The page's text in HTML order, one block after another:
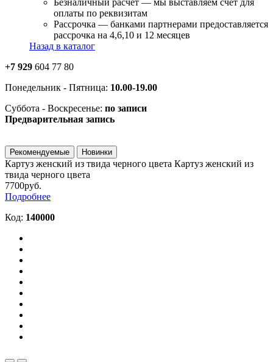
оплаты по реквизитам
Рассрочка — банками партнерами предоставляется
рассрочка на 4,6,10 и 12 месяцев
Назад в каталог
+7 929 604 77 80
Понедельник - Пятница: 10.00-19.00
Суббота - Воскресенье: по записи
Предварительная запись
Рекомендуемые Новинки
Картуз женский из твида черного цвета Картуз женский из
твида черного цвета
7700руб.
Подробнее
Код: 140000